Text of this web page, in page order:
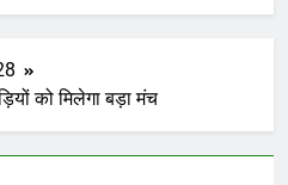
को मिलेगा बड़ा मंच